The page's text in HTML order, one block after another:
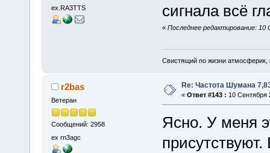
ex.RA3TTS
сигнала всё
« Последнее редактирование: 10
Свистящий по жизни
r2bas
Ветеран
Сообщений: 2958
ex rn3agc
Re: Частота Шумана
« Ответ #143 : 10 Сентября
Ясно. У меня